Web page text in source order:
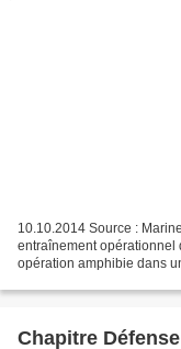
10.10.2014 Source :
entraînement
opération amphibie dans
Chapitre